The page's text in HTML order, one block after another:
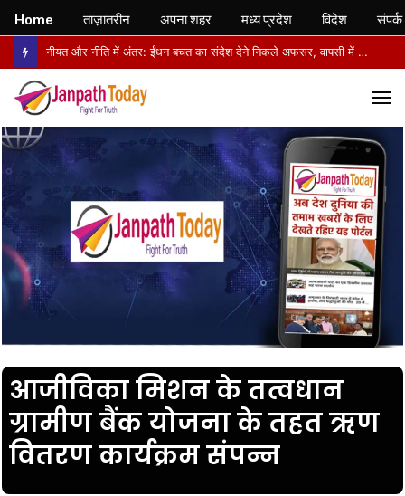
नीयत और नीति में अंतर: ईंधन बचत का संदेश देने निकले अफसर, वापसी में सरकारी वाहनों से लौटे
आजीविका मिशन के तत्वधान
ग्रामीण बैंक योजना के तहत ऋण
वितरण कार्यक्रम संपन्न
Home ताज़ातरीन अपना शहर मध्य प्रदेश विदेश संपर्क